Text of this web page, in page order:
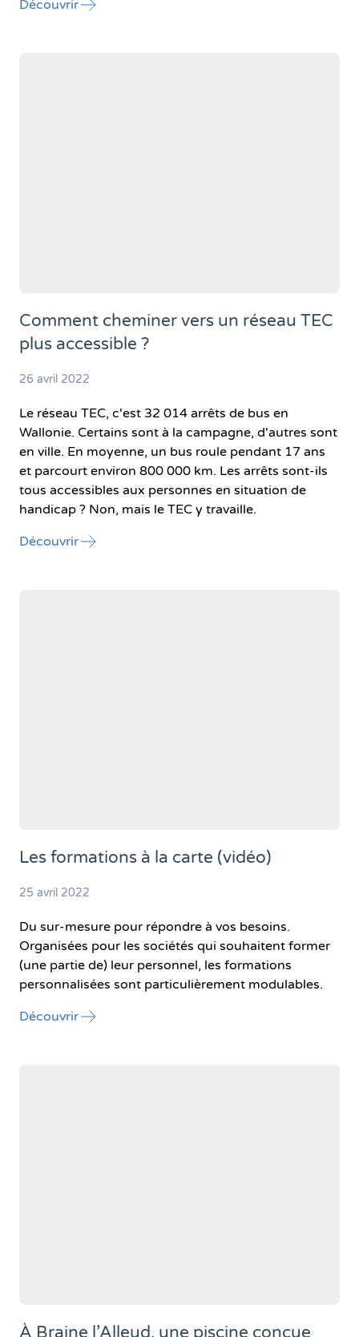
Découvrirl'article "Formation à destination des
Comment cheminer vers un réseau TEC
plus accessible ?
26 avril 2022
Le réseau TEC, c'est 32 014 arrêts de bus en
Wallonie. Certains sont à la campagne, d'autres sont
en ville. En moyenne, un bus roule pendant 17 ans
et parcourt environ 800 000 km. Les arrêts sont-ils
tous accessibles aux personnes en situation de
handicap ? Non, mais le TEC y travaille.
Découvrirl'article "Comment cheminer vers un réseau
Les formations à la carte (vidéo)
25 avril 2022
Du sur-mesure pour répondre à vos besoins.
Organisées pour les sociétés qui souhaitent former
(une partie de) leur personnel, les formations
personnalisées sont particulièrement modulables.
Découvrirl'article "Les formations à la carte (vidéo)"
À Braine l’Alleud, une piscine conçue